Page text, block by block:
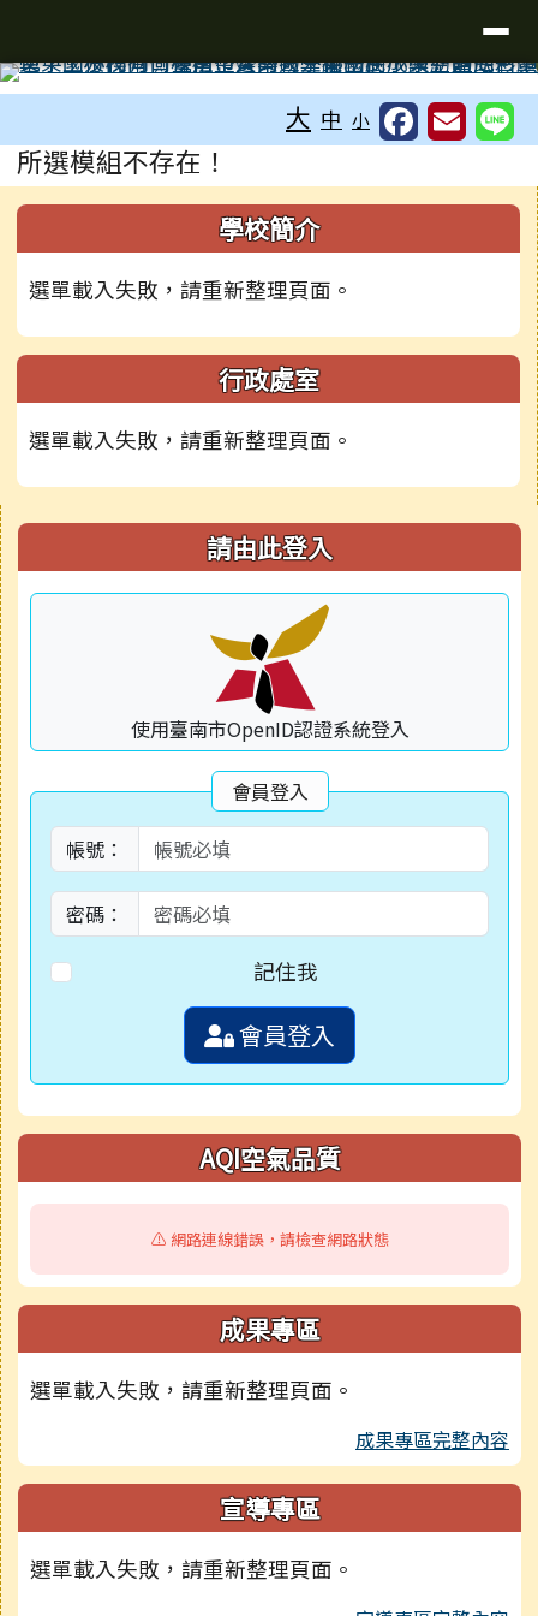
大 中 小
主內容區域
所選模組不存在！
左邊區域內容 學校簡介
選單載入失敗，請重新整理頁面。
行政處室
選單載入失敗，請重新整理頁面。
右邊區域內容 請由此登入
使用臺南市OpenID認證系統登入
會員登入
帳號：
密碼：
記住我
會員登入
AQI空氣品質
⚠️ 網路連線錯誤，請檢查網路狀態
成果專區
選單載入失敗，請重新整理頁面。
成果專區完整內容
宣導專區
選單載入失敗，請重新整理頁面。
頁尾區域